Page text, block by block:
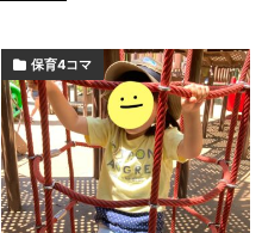
保育4コマ